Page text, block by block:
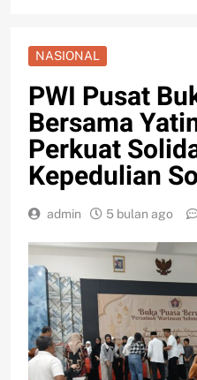
NASIONAL
PWI Pusat
Bersama
Perkuat
Kepedulian
admin 5 bulan ago